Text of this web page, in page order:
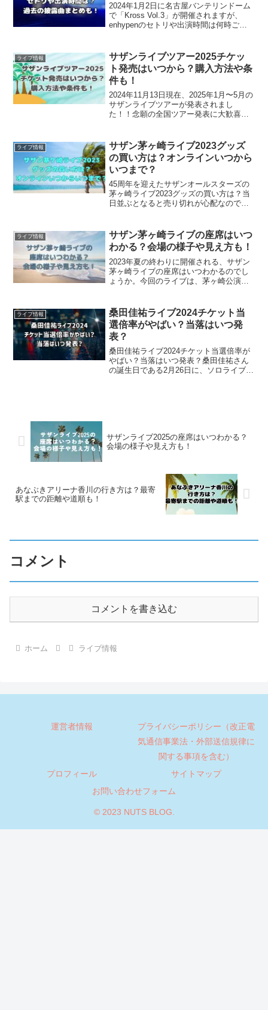
2024年1月2日に名古屋バンテリンドーム
で「Kross Vol.3」が開催されますが、
enhypenのセトリや出演時間は何時ごろ
どんな内容だったのでし...
ライブ情報
サザンライブツアー2025チケッ
ト発売はいつから？購入方法や条
件も！
2024年11月13日現在、2025年1月〜5月の
サザンライブツアーが発表されまし
た！！念願の全国ツアー発表に大歓喜で
ブツアー2025について・サザンライブツ
アー202...
ライブ情報
サザン茅ヶ崎ライブ2023グッズ
の買い方は？オンラインいつから
いつまで？
45周年を迎えたサザンオールスターズの
茅ヶ崎ライブ2023グッズの買い方は？当
日並ぶとなると売り切れが心配なので事
までか気になりますよね。サザン茅ヶ崎
ライブ2023グッ...
ライブ情報
サザン茅ヶ崎ライブの座席はいつ
わかる？会場の様子や見え方も！
2023年夏の終わりに開催される、サザン
茅ヶ崎ライブの座席はいつわかるのでし
ょうか。今回のライブは、茅ヶ崎公演野
ザン茅ヶ崎ライブの座席はいつわかる
か、会場の様子や見え方...
ライブ情報
桑田佳祐ライブ2024チケット当
選倍率がやばい？当落はいつ発
表？
桑田佳祐ライブ2024チケット当選倍率が
やばい？当落はいつ発表？桑田佳祐さん
の誕生日である2月26日に、ソロライブ
サザンライブ2025の座席はいつわかる？
会場の様子や見え方も！
あなぶきアリーナ香川の行き方は？最寄
駅までの距離や道順も！
コメント
コメントを書き込む
ホーム ライブ情報
運営者情報
プライバシーポリシー（改正電
気通信事業法・外部送信規律に
関する事項を含む）
プロフィール
サイトマップ
お問い合わせフォーム
© 2023 NUTS BLOG.